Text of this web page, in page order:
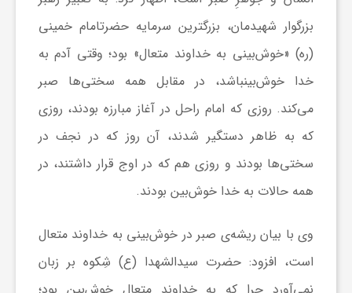
بزرگوار شهیدمان، بزرگترین سرمایه حضرتامام خمینی
(ره) «خوش‌بینی به خداوند متعال» بود؛ وقتی آدم به
خدا خوش‌بینباشد، در مقابل همه سختی‌ها صبر
می‌کند. روزی که امام راحل در آغاز مبارزه بودند، روزی
که به ظاهر دستگیر شدند، آن روز که در نجف در
سختی‌ها بودند و روزی هم که در اوج قرار داشتند، در
همه حالات به خدا خوش‌بین بودند.
وی با بیان ریشه‌ی صبر در خوش‌بینی به خداوند متعال
است، افزود: حضرت سیدالشهدا (ع) شِکوه بر زبان